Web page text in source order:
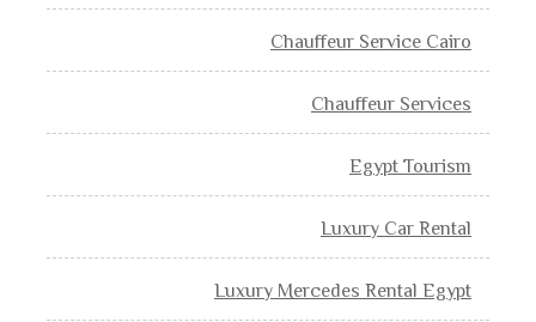
Chauffeur Service Cairo
Chauffeur Services
Egypt Tourism
Luxury Car Rental
Luxury Mercedes Rental Egypt